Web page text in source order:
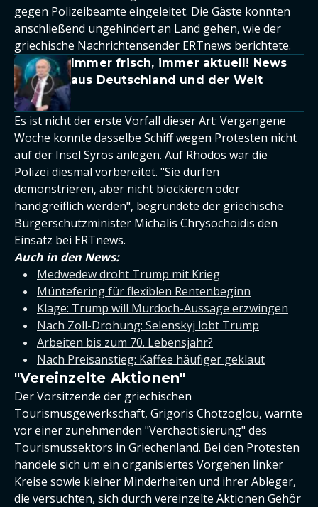
gegen Polizeibeamte eingeleitet. Die Gäste konnten
anschließend ungehindert an Land gehen, wie der
griechische Nachrichtensender ERTnews berichtete.
Immer frisch, immer aktuell! News
aus Deutschland und der Welt
Es ist nicht der erste Vorfall dieser Art: Vergangene
Woche konnte dasselbe Schiff wegen Protesten nicht
auf der Insel Syros anlegen. Auf Rhodos war die
Polizei diesmal vorbereitet. "Sie dürfen
demonstrieren, aber nicht blockieren oder
handgreiflich werden", begründete der griechische
Bürgerschutzminister Michalis Chrysochoidis den
Einsatz bei ERTnews.
Auch in den News:
Medwedew droht Trump mit Krieg
Müntefering für flexiblen Rentenbeginn
Klage: Trump will Murdoch-Aussage erzwingen
Nach Zoll-Drohung: Selenskyj lobt Trump
Arbeiten bis zum 70. Lebensjahr?
Nach Preisanstieg: Kaffee häufiger geklaut
"Vereinzelte Aktionen"
Der Vorsitzende der griechischen
Tourismusgewerkschaft, Grigoris Chotzoglou, warnte
vor einer zunehmenden "Verchaotisierung" des
Tourismussektors in Griechenland. Bei den Protesten
handele sich um ein organisiertes Vorgehen linker
Kreise sowie kleiner Minderheiten und ihrer Ableger,
die versuchten, sich durch vereinzelte Aktionen Gehör